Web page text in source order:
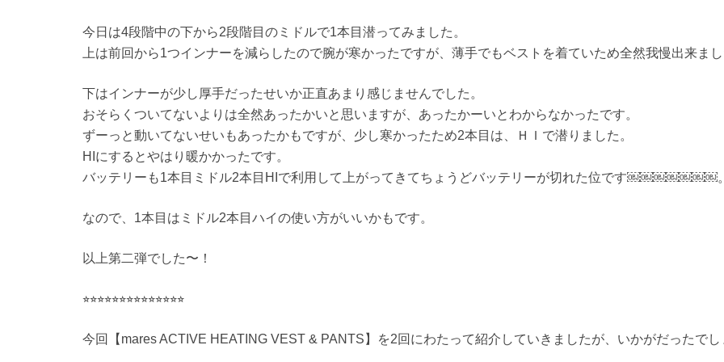
今日は4段階中の下から2段階目のミドルで1本目潜ってみました。
上は前回から1つインナーを減らしたので腕が寒かったですが、薄手でもベストを着ていため全然我慢出来まし
下はインナーが少し厚手だったせいか正直あまり感じませんでした。
おそらくついてないよりは全然あったかいと思いますが、あったかーいとわからなかったです。
ずーっと動いてないせいもあったかもですが、少し寒かったため2本目は、ＨＩで潜りました。
HIにするとやはり暖かかったです。
バッテリーも1本目ミドル2本目HIで利用して上がってきてちょうどバッテリーが切れた位です￼￼￼￼￼￼￼。
なので、1本目はミドル2本目ハイの使い方がいいかもです。
以上第二弾でした〜！
⭐︎⭐︎⭐︎⭐︎⭐︎⭐︎⭐︎⭐︎⭐︎⭐︎⭐︎⭐︎⭐︎⭐︎
今回【mares ACTIVE HEATING VEST & PANTS】を2回にわたって紹介していきましたが、いかがだったでし